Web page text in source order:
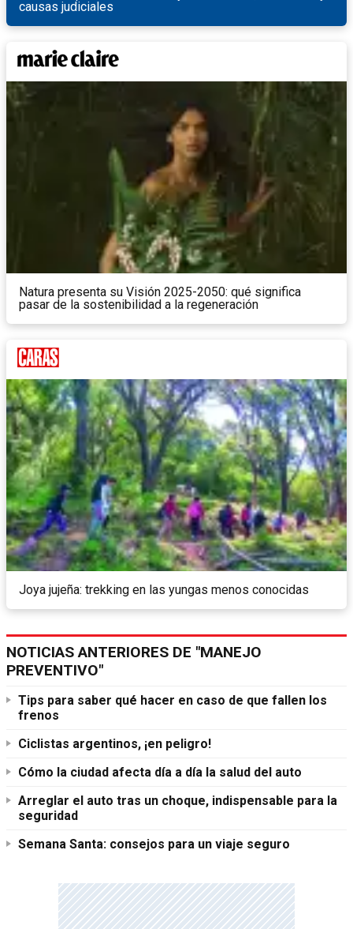
causas judiciales
Natura presenta su Visión 2025-2050: qué significa
pasar de la sostenibilidad a la regeneración
Joya jujeña: trekking en las yungas menos conocidas
NOTICIAS ANTERIORES DE "MANEJO
PREVENTIVO"
Tips para saber qué hacer en caso de que fallen los
frenos
Ciclistas argentinos, ¡en peligro!
Cómo la ciudad afecta día a día la salud del auto
Arreglar el auto tras un choque, indispensable para la
seguridad
Semana Santa: consejos para un viaje seguro